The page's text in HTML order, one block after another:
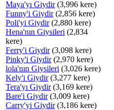
Maya'yı Giydir(3,996 kere)
Funny'i Giydir(2,856 kere)
Poli'yi Giydir(2,880 kere)
Hena'nın Giysileri (2,834
kere)
Ferry'i Giydir(3,098 kere)
Pinky'i Giydir(2,970 kere)
lola'nın Giysileri (3,026 kere)
Kely'i Giydir(3,277 kere)
Tera'yı Giydir(3,169 kere)
Bare'i Giydir(3,009 kere)
Carry'yi Giydir(3,186 kere)